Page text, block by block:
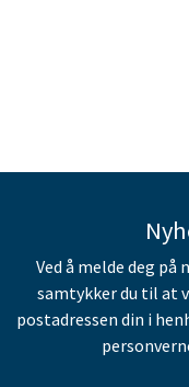
Ved å melde deg på
samtykker du til at
postadressen din i